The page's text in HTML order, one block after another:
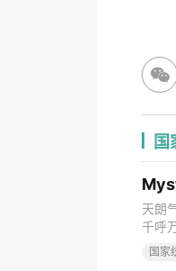
国
天朗
千呼
价
国家